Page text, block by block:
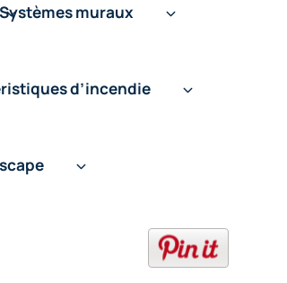
Systèmes muraux
d’incendie